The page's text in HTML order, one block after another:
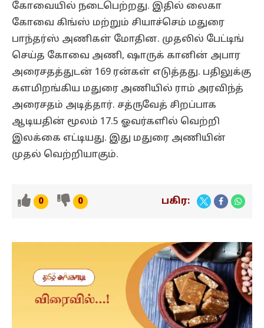
கோவையில் நடைபெற்றது. இதில் லைகா
கோவை கிங்ஸ் மற்றும் சியாச்செம் மதுரை
பாந்தர்ஸ் அணிகள் மோதின. முதலில் பேட்டிங்
செய்த கோவை அணி, ஷாருக் கானின் அபார
அரைசதத்துடன் 169 ரன்கள் எடுத்தது. பதிலுக்கு
களமிறங்கிய மதுரை அணியில் ராம் அரவிந்த்
அரைசதம் அடித்தார். சத்ருவேத் சிறப்பாக
ஆடியதின் மூலம் 17.5 ஓவர்களில் வெற்றி
இலக்கை எட்டியது. இது மதுரை அணியின்
முதல் வெற்றியாகும்.
0 0 பகிர: